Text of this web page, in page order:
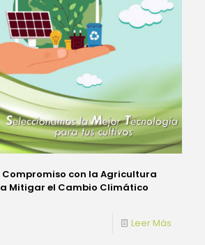
Compromiso con la Agricultura
Mitigar el Cambio Climático
Leer Más